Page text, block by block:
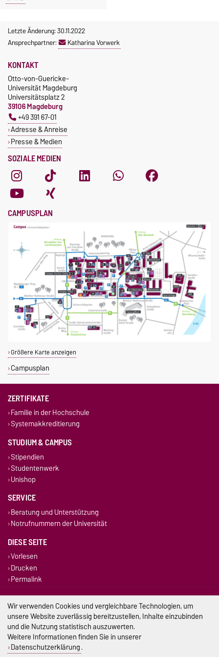
Letzte Änderung: 30.11.2022
Ansprechpartner:
Katharina Vorwerk
SOZIALE MEDIEN
KONTAKT
Otto-von-Guericke-
Universität Magdeburg
Universitätsplatz 2
39106 Magdeburg
+49 391 67-01
Adresse & Anreise
Presse & Medien
CAMPUSPLAN
Größere Karte anzeigen
Campusplan
ZERTIFIKATE
Familie in der Hochschule
Systemakkreditierung
STUDIUM & CAMPUS
Stipendien
Studentenwerk
Unishop
SERVICE
Beratung und Unterstützung
Notrufnummern der Universität
DIESE SEITE
Vorlesen
Drucken
Permalink
Impressum
Datenschutz
Barrierefreiheit
Wir verwenden Cookies und vergleichbare Technologien, um
unsere Website zuverlässig bereitzustellen, Inhalte einzubinden
und die Nutzung statistisch auszuwerten.
Weitere Informationen finden Sie in unserer
Datenschutzerklärung.